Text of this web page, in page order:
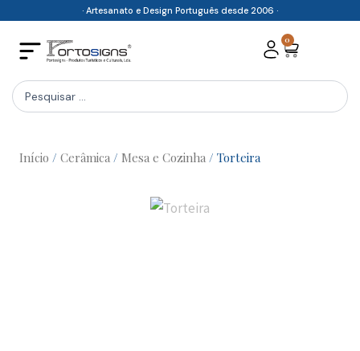
content
· Artesanato e Design Português desde 2006 ·
0
Cart
Search
...
Início / Cerâmica / Mesa e Cozinha / Torteira